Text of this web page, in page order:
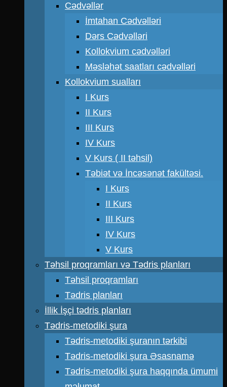
Cədvəllər
İmtahan Cədvəlləri
Dərs Cədvəlləri
Kollokvium cədvəlləri
Məsləhət saatları cədvəlləri
Kollokvium sualları
I Kurs
II Kurs
III Kurs
IV Kurs
V Kurs ( II təhsil)
Təbiət və İncəsənət fakültəsi.
I Kurs
II Kurs
III Kurs
IV Kurs
V Kurs
Təhsil proqramları və Tədris planları
Təhsil proqramları
Tədris planları
İllik İşçi tədris planları
Tədris-metodiki şura
Tədris-metodiki şuranın tərkibi
Tədris-metodiki şura Əsasnamə
Tədris-metodiki şura haqqında ümumi